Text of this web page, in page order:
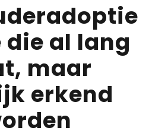
die al lang
maar
erkend